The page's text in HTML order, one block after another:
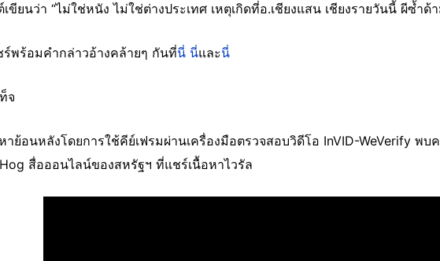
ขียนว่า “ไม่ใช่หนัง ไม่ใช่ต่างประเทศ เหตุเกิดที่อ.เชียงแสน เชียงรายวันนี้ ผีซ้ำด้
ร์พร้อมคำกล่าวอ้างคล้ายๆ กันที่นี่ นี่และนี่
จ
ย้อนหลังโดยการใช้คีย์เฟรมผ่านเครื่องมือตรวจสอบวิดีโอ InVID-WeVerify พบ
สื่อออนไลน์ของสหรัฐฯ ที่แชร์เนื้อหาไวรัล